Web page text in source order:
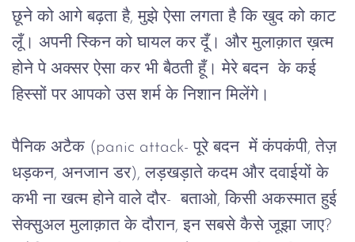
छूने को आगे बढ़ता है, मुझे ऐसा लगता है कि खुद को काट
लूँ। अपनी स्किन को घायल कर दूँ। और मुलाक़ात ख़त्म
होने पे अक्सर ऐसा कर भी बैठती हूँ। मेरे बदन के कई
हिस्सों पर आपको उस शर्म के निशान मिलेंगे।
पैनिक अटैक (panic attack- पूरे बदन में कंपकंपी, तेज़
धड़कन, अनजान डर), लड़खड़ाते कदम और दवाईयों के
कभी ना खत्म होने वाले दौर- बताओ, किसी अकस्मात हुई
सेक्सुअल मुलाक़ात के दौरान, इन सबसे कैसे जूझा जाए?